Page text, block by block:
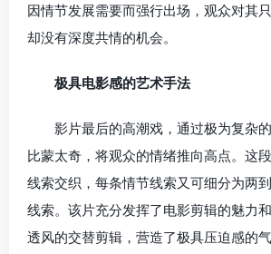
因情节发展需要而强行出场，观众对其
却没有深度共情的机会。
极具电影感的艺术手法
影片最后的高潮戏，通过极为复杂
比蒙太奇，将观众的情绪推向高点。这
线索交织，每条情节线索又可细分为两
线索。该片充分发挥了电影剪辑的魅力
透风的交替剪辑，营造了极具压迫感的